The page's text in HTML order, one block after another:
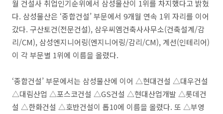
월 건설사 취업인기순위에서 삼성물산이 1위를 차지했다고 밝혔
다. 삼성물산은 ‘종합건설’ 부문에서 9개월 연속 1위 자리를 이어
갔다. 구산토건(전문건설), 삼우씨엠건축사사무소(건축설계/감
리/CM), 삼성엔지니어링(엔지니어링/감리/CM), 계선(인테리어)
이 각 부문별 1위에 이름을 올렸다.
‘종합건설’ 부문에서는 삼성물산에 이어 △현대건설 △대우건설
△대림산업 △포스코건설 △GS건설 △현대산업개발 △롯데건
설 △한화건설 △호반건설이 톱10에 이름을 올렸다. 또 △부영